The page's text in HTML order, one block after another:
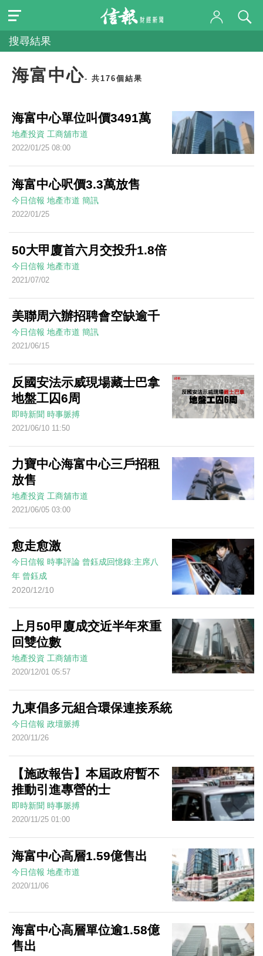
搜尋結果
海富中心- 共176個結果
海富中心單位叫價3491萬
地產投資 工商舖市道
2022/01/25 08:00
海富中心呎價3.3萬放售
今日信報 地產市道 簡訊
2022/01/25
50大甲廈首六月交投升1.8倍
今日信報 地產市道
2021/07/02
美聯周六辦招聘會空缺逾千
今日信報 地產市道 簡訊
2021/06/15
反國安法示威現場藏士巴拿
地盤工囚6周
即時新聞 時事脈搏
2021/06/10 11:50
力寶中心海富中心三戶招租
放售
地產投資 工商舖市道
2021/06/05 03:00
愈走愈激
今日信報 時事評論 曾鈺成回憶錄:主席八
年 曾鈺成
2020/12/10
上月50甲廈成交近半年來重
回雙位數
地產投資 工商舖市道
2020/12/01 05:57
九東倡多元組合環保連接系統
今日信報 政壇脈搏
2020/11/26
【施政報告】本屆政府暫不
推動引進專營的士
即時新聞 時事脈搏
2020/11/25 01:00
海富中心高層1.59億售出
今日信報 地產市道
2020/11/06
海富中心高層單位逾1.58億
售出